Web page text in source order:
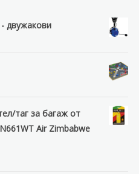
двужакови
таг за багаж от
Air Zimbabwe